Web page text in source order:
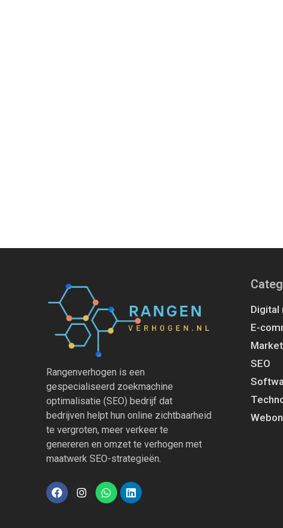
Rangenverhogen is een
gespecialiseerd zoekmachine
optimalisatie (SEO) bedrijf dat
bedrijven helpt hun online zichtbaarheid
te vergroten, meer verkeer te
genereren en omzet te verhogen met
maatwerk SEO-strategieën.
Digital
E-
SEO